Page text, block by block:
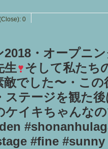
0
・オープニ
生
そして私たち
でした〜・こ
ステージを観た
ケイキちゃんな
#fine #sunny